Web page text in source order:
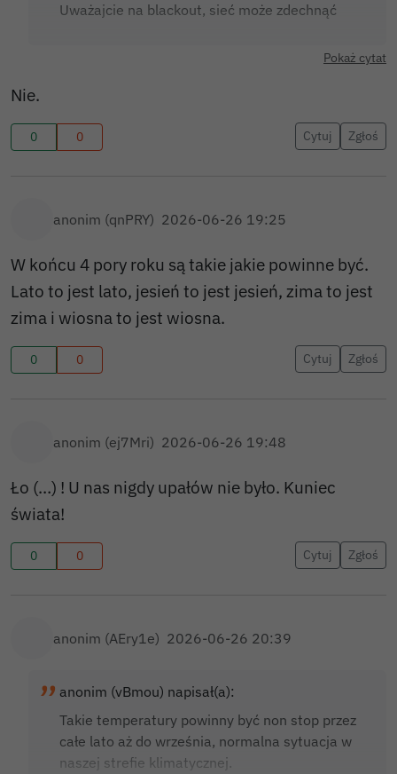
Uważajcie na blackout, sieć może zdechnąć
Pokaż cytat
Nie.
0 0 Cytuj Zgłoś
anonim (qnPRY) 2026-06-26 19:25
W końcu 4 pory roku są takie jakie powinne być.
Lato to jest lato, jesień to jest jesień, zima to jest
zima i wiosna to jest wiosna.
0 0 Cytuj Zgłoś
anonim (ej7Mri) 2026-06-26 19:48
Ło (…) ! U nas nigdy upałów nie było. Kuniec
świata!
0 0 Cytuj Zgłoś
anonim (AEry1e) 2026-06-26 20:39
anonim (vBmou) napisał(a):
Takie temperatury powinny być non stop przez
całe lato aż do września, normalna sytuacja w
naszej strefie klimatycznej.